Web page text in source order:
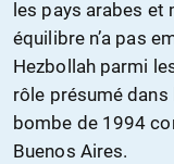
les pays arabes et
équilibre n’a pas
Hezbollah parmi
rôle présumé
bombe de 1994
Buenos Aires.